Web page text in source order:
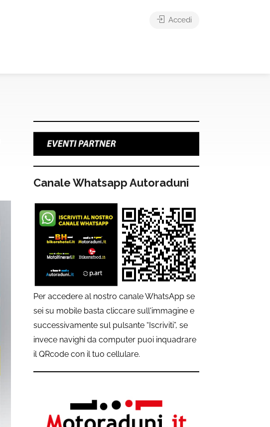
Accedi
Canale Whatsapp Autoraduni
Per accedere al nostro canale WhatsApp se
sei su mobile basta cliccare sull'immagine e
successivamente sul pulsante “Iscriviti”, se
invece navighi da computer puoi inquadrare
il QRcode con il tuo cellulare.